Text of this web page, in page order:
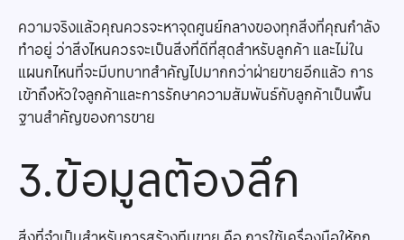
ความจริงแล้วคุณควรจะหาจุดศูนย์กลางของทุกสิ่งที่คุณกำลัง
ทำอยู่ ว่าสิ่งไหนควรจะเป็นสิ่งที่ดีที่สุดสำหรับลูกค้า และไม่ใน
แผนกไหนที่จะมีบทบาทสำคัญไปมากกว่าฝ่ายขายอีกแล้ว การ
เข้าถึงหัวใจลูกค้าและการรักษาความสัมพันธ์กับลูกค้าเป็นพื้น
ฐานสำคัญของการขาย
3.ข้อมูลต้องลึก